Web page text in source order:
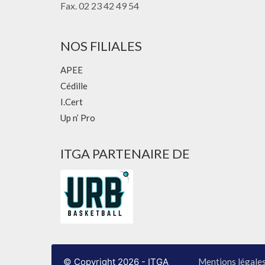
Fax. 02 23 42 49 54
NOS FILIALES
APEE
Cédille
I.Cert
Up n’ Pro
ITGA PARTENAIRE DE
© Copyright 2026 - ITGA Mentions légales